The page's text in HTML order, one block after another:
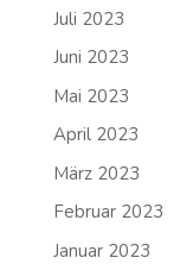
Juli 2023
Juni 2023
Mai 2023
April 2023
März 2023
Februar 2023
Januar 2023